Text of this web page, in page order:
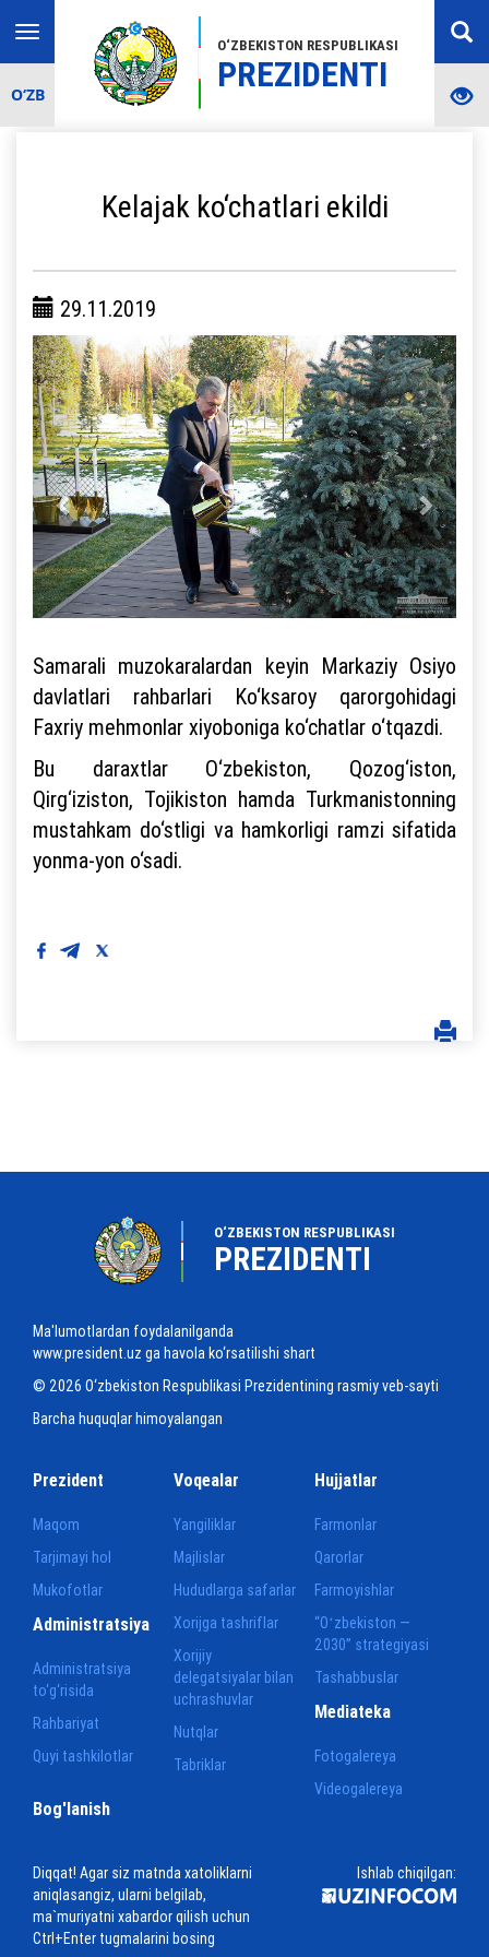
O‘ZBEKISTON RESPUBLIKASI
PREZIDENTI
Toggle
navigation
O‘ZB
Kelajak ko‘chatlari ekildi
29.11.2019
Samarali muzokaralardan keyin Markaziy Osiyo
davlatlari rahbarlari Ko‘ksaroy qarorgohidagi
Faxriy mehmonlar xiyoboniga ko‘chatlar o‘tqazdi.
Bu daraxtlar O‘zbekiston, Qozog‘iston,
Qirg‘iziston, Tojikiston hamda Turkmanistonning
mustahkam do‘stligi va hamkorligi ramzi sifatida
yonma-yon o‘sadi.
O‘ZBEKISTON RESPUBLIKASI
PREZIDENTI
Ma'lumotlardan foydalanilganda
www.president.uz ga havola ko‘rsatilishi shart
© 2026 O‘zbekiston Respublikasi Prezidentining rasmiy veb-sayti
Barcha huquqlar himoyalangan
Prezident
Maqom
Tarjimayi hol
Mukofotlar
Voqealar
Yangiliklar
Majlislar
Hududlarga safarlar
Xorijga tashriflar
Xorijiy
delegatsiyalar bilan
uchrashuvlar
Nutqlar
Tabriklar
Hujjatlar
Farmonlar
Qarorlar
Farmoyishlar
“Oʻzbekiston —
2030” strategiyasi
Tashabbuslar
Administratsiya
Administratsiya
to‘g‘risida
Rahbariyat
Quyi tashkilotlar
Mediateka
Fotogalereya
Videogalereya
Bog'lanish
Diqqat! Agar siz matnda xatoliklarni
aniqlasangiz, ularni belgilab,
ma`muriyatni xabardor qilish uchun
Ctrl+Enter tugmalarini bosing
Ishlab chiqilgan: